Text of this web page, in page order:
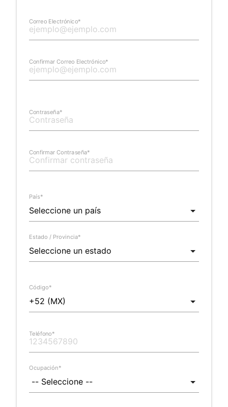
Correo Electrónico*
Confirmar Correo Electrónico*
Contraseña*
Confirmar Contraseña*
País*
Estado / Provincia*
Código*
Teléfono*
Ocupación*